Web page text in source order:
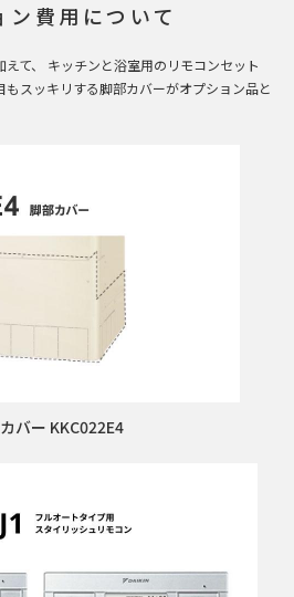
ン費用について
て、 キッチンと浴室用のリモコンセット
スッキリする脚部カバーがオプション品と
バー KKC022E4